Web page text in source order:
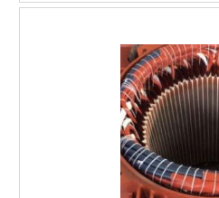
diversos modelos de
potências variados. é